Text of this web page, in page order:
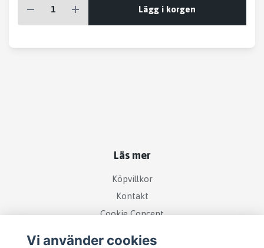
Lägg i korgen
Läs mer
Köpvillkor
Kontakt
Cookie Concent
Vi använder cookies